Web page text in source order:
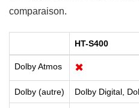
comparaison.
HT-S400
Dolby Atmos ✖
Dolby (autre) Dolby Digital,